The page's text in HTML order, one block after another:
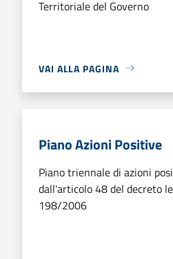
Territoriale del Governo
VAI ALLA PAGINA
Piano Azioni Positive
Piano triennale di azioni
dall'articolo 48 del decreto
198/2006